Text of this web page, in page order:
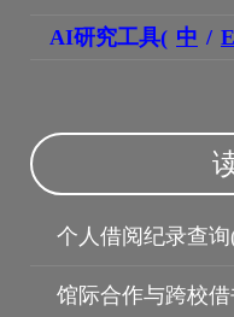
AI研究工具( 中 /
个人借阅纪录查
馆际合作与跨校借